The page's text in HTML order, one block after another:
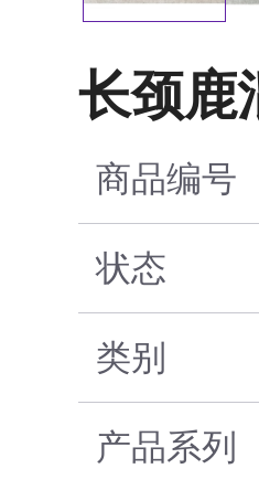
长颈鹿
商品编号
状态
类别
产品系列